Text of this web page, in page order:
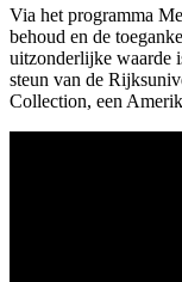
Via het programma
behoud en de
uitzonderlijke waarde
steun van de
Collection, een